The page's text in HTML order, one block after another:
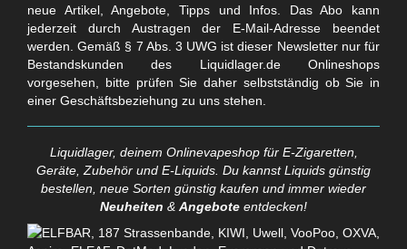
neue Artikel, Angebote, Tipps und Infos. Das Abo kann
jederzeit durch Austragen der E-Mail-Adresse beendet
werden. Gemäß § 7 Abs. 3 UWG ist dieser Newsletter nur für
Bestandskunden des Liquidlager.de Onlineshops
vorgesehen, bitte prüfen Sie daher selbstständig ob Sie in
einer Geschäftsbeziehung zu uns stehen.
Liquidlager, deinem Onlinevapeshop für E-Zigaretten,
Geräte, Zubehör und E-Liquids. Du kannst Liquids günstig
bestellen, neue Sorten günstig kaufen und immer wieder
Neuheiten & Angebote entdecken!